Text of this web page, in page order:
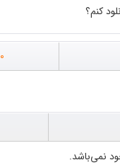
0